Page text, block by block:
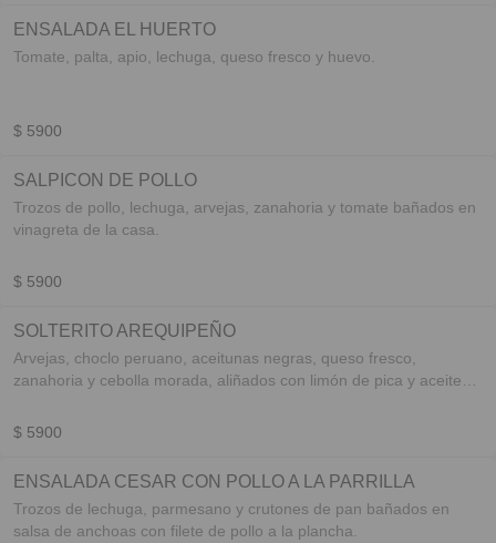
ENSALADA EL HUERTO
Tomate, palta, apio, lechuga, queso fresco y huevo.
$ 5900
SALPICON DE POLLO
Trozos de pollo, lechuga, arvejas, zanahoria y tomate bañados en
vinagreta de la casa.
$ 5900
SOLTERITO AREQUIPEÑO
Arvejas, choclo peruano, aceitunas negras, queso fresco,
zanahoria y cebolla morada, aliñados con limón de pica y aceite
$ 5900
ENSALADA CESAR CON POLLO A LA PARRILLA
Trozos de lechuga, parmesano y crutones de pan bañados en
salsa de anchoas con filete de pollo a la plancha.